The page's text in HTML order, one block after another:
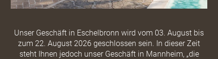
Unser Geschäft in Eschelbronn wird vom 03. August bis
zum 22. August 2026 geschlossen sein. In dieser Zeit
steht Ihnen jedoch unser Geschäft in Mannheim, „die